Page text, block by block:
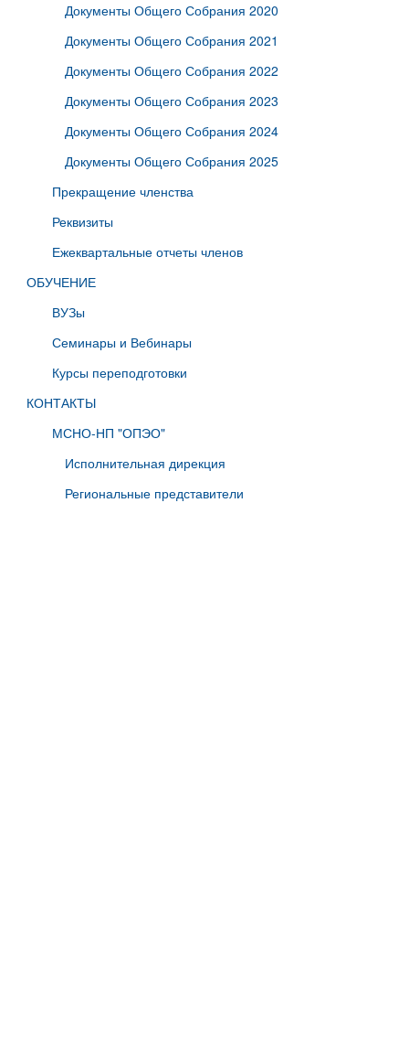
Документы Общего Собрания 2020
Документы Общего Собрания 2021
Документы Общего Собрания 2022
Документы Общего Собрания 2023
Документы Общего Собрания 2024
Документы Общего Собрания 2025
Прекращение членства
Реквизиты
Ежеквартальные отчеты членов
ОБУЧЕНИЕ
ВУЗы
Семинары и Вебинары
Курсы переподготовки
КОНТАКТЫ
МСНО-НП "ОПЭО"
Исполнительная дирекция
Региональные представители